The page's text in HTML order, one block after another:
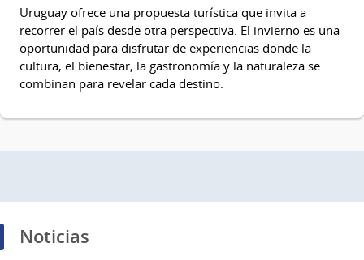
Uruguay ofrece una propuesta turística que invita a
recorrer el país desde otra perspectiva. El invierno es una
oportunidad para disfrutar de experiencias donde la
cultura, el bienestar, la gastronomía y la naturaleza se
combinan para revelar cada destino.
Noticias